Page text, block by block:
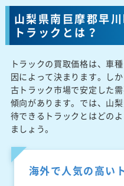
山梨県南巨摩郡早
トラックとは？
トラックの買取価格は、車
因によって決まります。し
古トラック市場で安定した
傾向があります。では、山
待できるトラックとはどの
ましょう。
海外で人気の高い